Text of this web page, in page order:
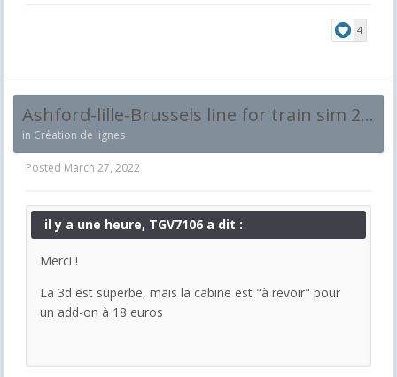
4
Ashford-lille-Brussels line for train sim 2020
in Création de lignes
Posted March 27, 2022
il y a une heure, TGV7106 a dit :
Merci !
La 3d est superbe, mais la cabine est "à revoir" pour
un add-on à 18 euros